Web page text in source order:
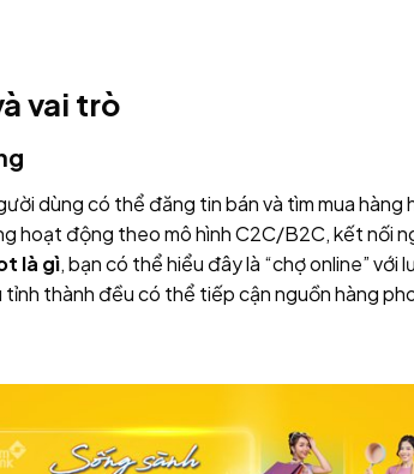
vai trò
dùng có thể đăng tin bán và tìm mua
hoạt động theo mô hình C2C/B2C, kết nối
là gì, bạn có thể hiểu đây là “chợ online”
thành đều có thể tiếp cận nguồn hàng